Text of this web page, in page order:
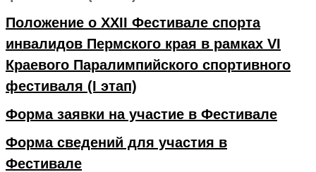
Положение о XXII Фестивале спорта
инвалидов Пермского края в рамках VI
Краевого Паралимпийского спортивного
фестиваля (I этап)
Форма заявки на участие в Фестивале
Форма сведений для участия в
Фестивале